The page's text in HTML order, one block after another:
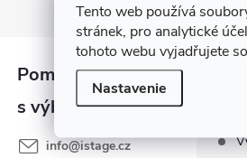
Tento web používá
stránek, pro analytické
tohoto webu vyjadřujete
Nastavenie
info@istage.cz